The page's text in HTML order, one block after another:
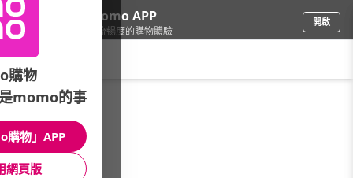
下載momo APP
給你3倍流暢度的購物體驗
開啟
鞋包箱/女手提包
本館精選商品
館長推薦 月銷量
購物
momo的事
購物」APP
網頁版